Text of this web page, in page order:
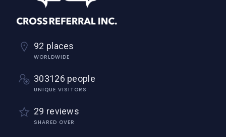
92 places
WORLDWIDE
303126 people
UNIQUE VISITORS
29 reviews
SHARED OVER